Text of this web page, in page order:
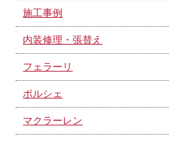
施工事例
内装修理・張替え
フェラーリ
ポルシェ
マクラーレン